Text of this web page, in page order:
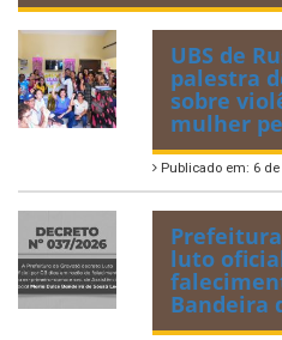
UBS de
palestra
sobre
mulher
Publicado em: 6
luto
Bandeira